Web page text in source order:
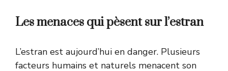
Les menaces qui pèsent sur l’estran
L’estran est aujourd’hui en danger. Plusieurs
facteurs humains et naturels menacent son